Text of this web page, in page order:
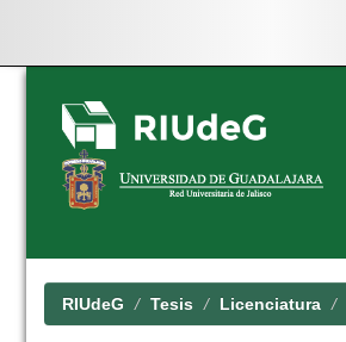
Skip
navigation
RIUdeG Tesis Licenciatura